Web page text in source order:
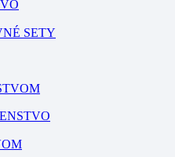
SETY